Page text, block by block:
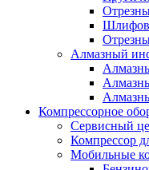
Алмазный
Компрессорное
Сервисный
Компрессор
Мобильные